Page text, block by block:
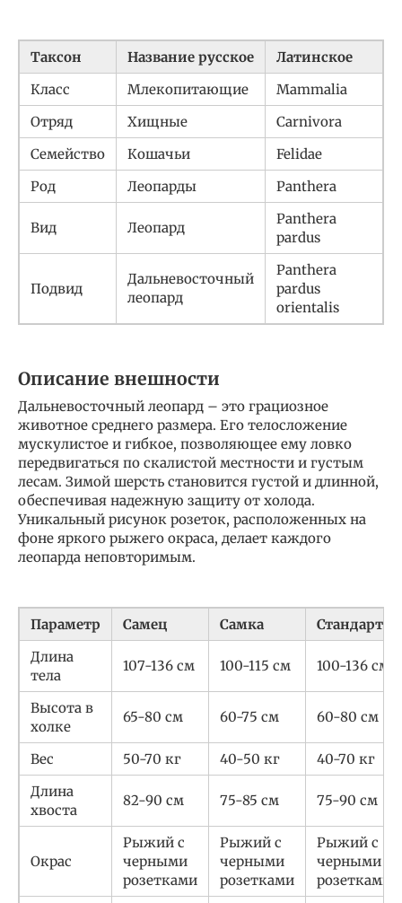
Таксон Название русское
Латинское
Класс
Млекопитающие
Mammalia
Отряд
Хищные
Carnivora
Семейство
Кошачьи
Felidae
Род
Леопарды Panthera
Вид Леопард
Panthera
pardus
Подвид
Дальневосточный
леопард
Panthera
pardus
orientalis
Описание внешности
Дальневосточный леопард – это грациозное
животное среднего размера. Его телосложение
мускулистое и гибкое, позволяющее ему ловко
передвигаться по скалистой местности и густым
лесам. Зимой шерсть становится густой и длинной,
обеспечивая надежную защиту от холода.
Уникальный рисунок розеток, расположенных на
фоне яркого рыжего окраса, делает каждого
леопарда неповторимым.
Параметр Самец Самка
Стандарт
Длина
тела
107-136 см 100-115 см 100-136 см
Высота в
холке
65-80 см 60-75 см 60-80 см
Вес 50-70 кг 40-50 кг
40-70 кг
Длина
хвоста
82-90 см 75-85 см 75-90 см
Окрас
Рыжий с
черными
розетками
Рыжий с
черными
розетками
Рыжий с
черными
розетками